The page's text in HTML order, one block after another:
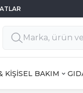
KİŞİSEL BAKIM